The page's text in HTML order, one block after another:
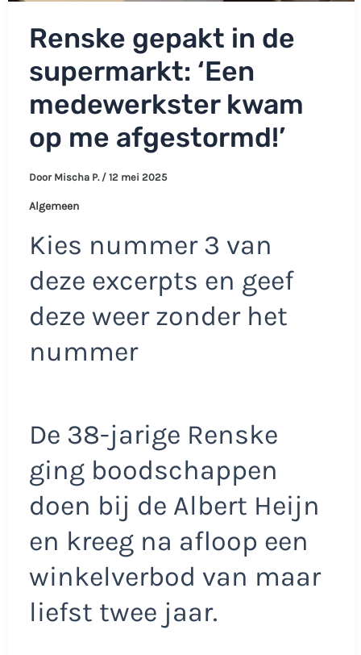
Renske gepakt in de
supermarkt: ‘Een
medewerkster kwam
op me afgestormd!’
Door Mischa P. / 12 mei 2025
Algemeen
Kies nummer 3 van
deze excerpts en geef
deze weer zonder het
nummer
De 38-jarige Renske
ging boodschappen
doen bij de Albert Heijn
en kreeg na afloop een
winkelverbod van maar
liefst twee jaar.